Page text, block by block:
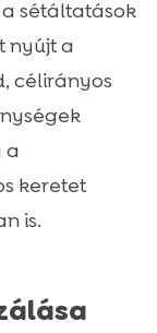
sétáltatások
nyújt a
célirányos
a
keretet
is.